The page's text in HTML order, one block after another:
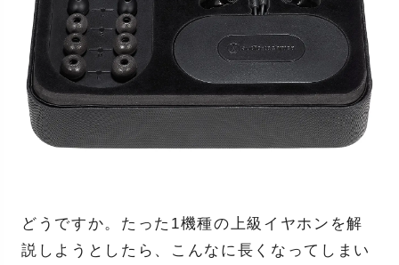
どうですか。たった1機種の上級イヤホンを解
説しようとしたら、こんなに長くなってしまい